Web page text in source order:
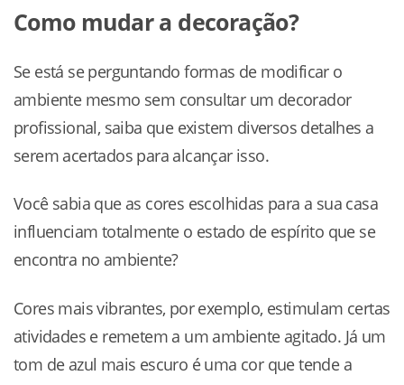
Como mudar a decoração?
Se está se perguntando formas de modificar o
ambiente mesmo sem consultar um decorador
profissional, saiba que existem diversos detalhes a
serem acertados para alcançar isso.
Você sabia que as cores escolhidas para a sua casa
influenciam totalmente o estado de espírito que se
encontra no ambiente?
Cores mais vibrantes, por exemplo, estimulam certas
atividades e remetem a um ambiente agitado. Já um
tom de azul mais escuro é uma cor que tende a